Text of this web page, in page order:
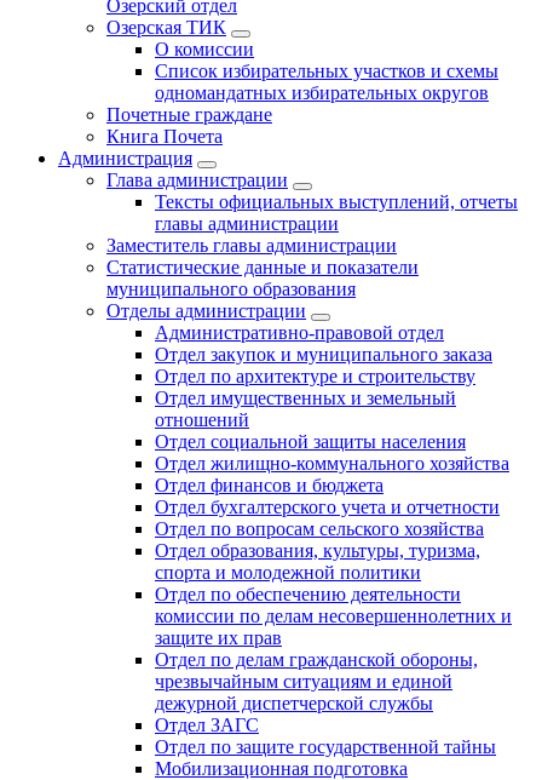
Озерский отдел
Озерская ТИК
О комиссии
Список избирательных участков и схемы
одномандатных избирательных округов
Почетные граждане
Книга Почета
Администрация
Глава администрации
Тексты официальных выступлений, отчеты
главы администрации
Заместитель главы администрации
Статистические данные и показатели
муниципального образования
Отделы администрации
Административно-правовой отдел
Отдел закупок и муниципального заказа
Отдел по архитектуре и строительству
Отдел имущественных и земельный
отношений
Отдел социальной защиты населения
Отдел жилищно-коммунального хозяйства
Отдел финансов и бюджета
Отдел бухгалтерского учета и отчетности
Отдел по вопросам сельского хозяйства
Отдел образования, культуры, туризма,
спорта и молодежной политики
Отдел по обеспечению деятельности
комиссии по делам несовершеннолетних и
защите их прав
Отдел по делам гражданской обороны,
чрезвычайным ситуациям и единой
дежурной диспетчерской службы
Отдел ЗАГС
Отдел по защите государственной тайны
Мобилизационная подготовка